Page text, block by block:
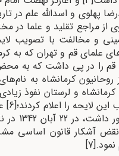
مراجع تقلید و علما در
و مخالفت با تصویب
علمای قم و تهران که به
قم را در پی داشت که به
کرمانشاه به
و لرستان نفوذ زیادی
لایحه را اعلام کردند؛[6]
حاج سیدمحمد
نقض آشکار قانون اساسی
[7]